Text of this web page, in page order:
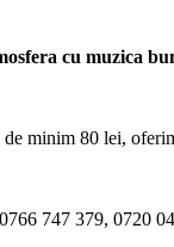
cu muzica
minim 80 lei,
747 379, 0720